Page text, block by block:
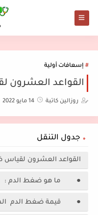
إسعافات أولية
القواعد
روزالين كاتبة 14 مايو 2022
جدول التنقل
القواعد العشرون
● ما هو ضغط الدم :
● قيمة ضغط الدم